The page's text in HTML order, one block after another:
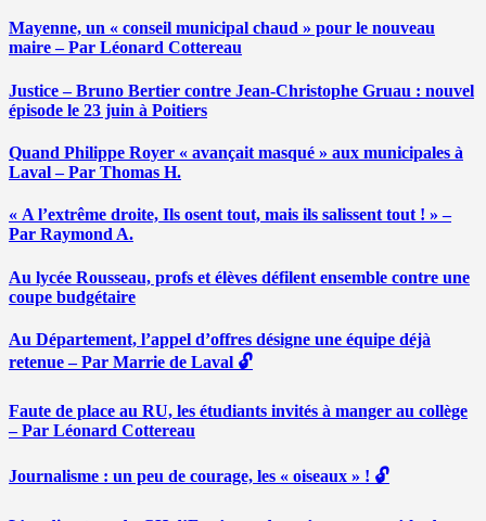
Mayenne, un « conseil municipal chaud » pour le nouveau
maire – Par Léonard Cottereau
Justice – Bruno Bertier contre Jean-Christophe Gruau : nouvel
épisode le 23 juin à Poitiers
Quand Philippe Royer « avançait masqué » aux municipales à
Laval – Par Thomas H.
« A l’extrême droite, Ils osent tout, mais ils salissent tout ! » –
Par Raymond A.
Au lycée Rousseau, profs et élèves défilent ensemble contre une
coupe budgétaire
Au Département, l’appel d’offres désigne une équipe déjà
retenue – Par Marrie de Laval 🔓
Faute de place au RU, les étudiants invités à manger au collège
– Par Léonard Cottereau
Journalisme : un peu de courage, les « oiseaux » ! 🔓